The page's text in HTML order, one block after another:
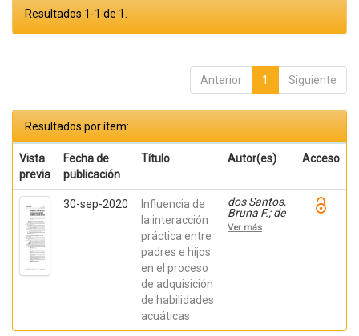
Resultados 1-1 de 1.
Anterior 1 Siguiente
Resultados por ítem:
Vista
previa
Fecha de
publicación
Título Autor(es) Acceso
30-sep-2020
Influencia de
la interacción
práctica entre
padres e hijos
en el proceso
de adquisición
de habilidades
acuáticas
dos Santos,
Bruna F.; de
Freitas,
Edson T.;
Ver más